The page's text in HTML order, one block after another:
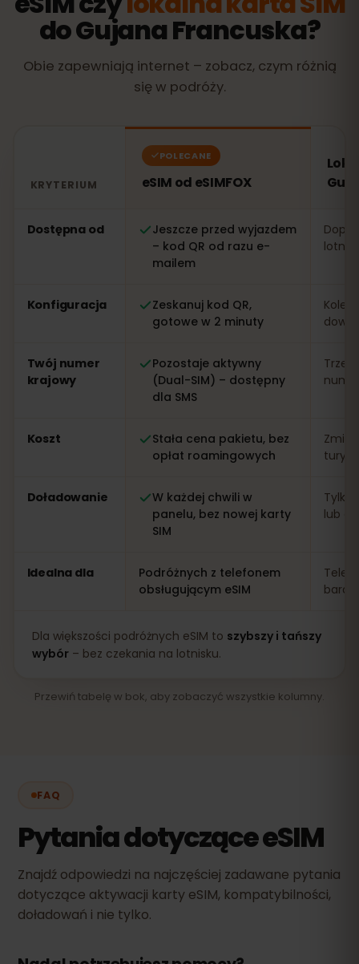
do Gujana Francuska?
Obie zapewniają internet – zobacz, czym różnią
się w podróży.
KRYTERIUM
POLECANE
eSIM od eSIMFOX
Dostępna od
Jeszcze przed wyjazdem
– kod QR od razu e-
mailem
Konfiguracja
Zeskanuj kod QR,
gotowe w 2 minuty
Twój numer
krajowy
Pozostaje aktywny
(Dual-SIM) – dostępny
dla SMS
Koszt
Stała cena pakietu, bez
opłat roamingowych
Doładowanie
W każdej chwili w
panelu, bez nowej karty
SIM
Tylko
lub
Idealna dla
Podróżnych z telefonem
obsługującym eSIM
Dla większości podróżnych eSIM to szybszy i tańszy
wybór– bez czekania na lotnisku.
Przewiń tabelę w bok, aby zobaczyć wszystkie kolumny.
FAQ
Pytania dotyczące eSIM
Znajdź odpowiedzi na najczęściej zadawane pytania
dotyczące aktywacji karty eSIM, kompatybilności,
doładowań i nie tylko.